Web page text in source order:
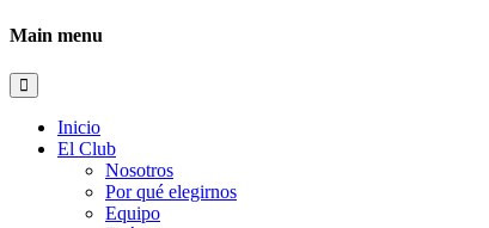
Main menu
Inicio
El Club
Nosotros
Por qué elegirnos
Equipo